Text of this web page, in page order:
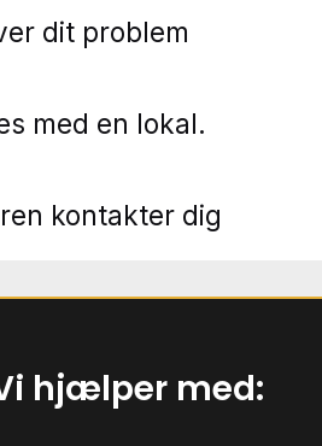
dit problem
med en lokal.
kontakter dig
hjælper med: